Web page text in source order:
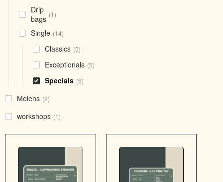
Drip
bags (1)
Single (14)
Classics (5)
Exceptionals (5)
Specials (6)
Molens (2)
workshops (1)